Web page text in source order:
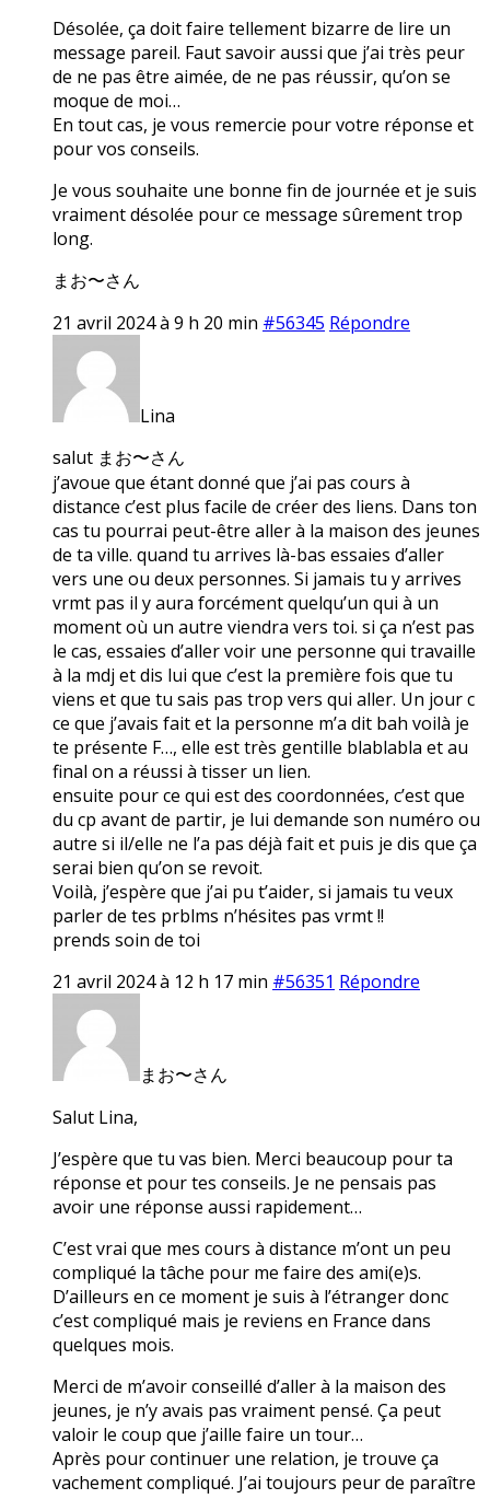
Désolée, ça doit faire tellement bizarre de lire un
message pareil. Faut savoir aussi que j’ai très peur
de ne pas être aimée, de ne pas réussir, qu’on se
moque de moi…
En tout cas, je vous remercie pour votre réponse et
pour vos conseils.
Je vous souhaite une bonne fin de journée et je suis
vraiment désolée pour ce message sûrement trop
long.
まお〜さん
21 avril 2024 à 9 h 20 min #56345 Répondre
Lina
salut まお〜さん
j’avoue que étant donné que j’ai pas cours à
distance c’est plus facile de créer des liens. Dans ton
cas tu pourrai peut-être aller à la maison des jeunes
de ta ville. quand tu arrives là-bas essaies d’aller
vers une ou deux personnes. Si jamais tu y arrives
vrmt pas il y aura forcément quelqu’un qui à un
moment où un autre viendra vers toi. si ça n’est pas
le cas, essaies d’aller voir une personne qui travaille
à la mdj et dis lui que c’est la première fois que tu
viens et que tu sais pas trop vers qui aller. Un jour c
ce que j’avais fait et la personne m’a dit bah voilà je
te présente F…, elle est très gentille blablabla et au
final on a réussi à tisser un lien.
ensuite pour ce qui est des coordonnées, c’est que
du cp avant de partir, je lui demande son numéro ou
autre si il/elle ne l’a pas déjà fait et puis je dis que ça
serai bien qu’on se revoit.
Voilà, j’espère que j’ai pu t’aider, si jamais tu veux
parler de tes prblms n’hésites pas vrmt !!
prends soin de toi
21 avril 2024 à 12 h 17 min #56351 Répondre
まお〜さん
Salut Lina,
J’espère que tu vas bien. Merci beaucoup pour ta
réponse et pour tes conseils. Je ne pensais pas
avoir une réponse aussi rapidement…
C’est vrai que mes cours à distance m’ont un peu
compliqué la tâche pour me faire des ami(e)s.
D’ailleurs en ce moment je suis à l’étranger donc
c’est compliqué mais je reviens en France dans
quelques mois.
Merci de m’avoir conseillé d’aller à la maison des
jeunes, je n’y avais pas vraiment pensé. Ça peut
valoir le coup que j’aille faire un tour…
Après pour continuer une relation, je trouve ça
vachement compliqué. J’ai toujours peur de paraître